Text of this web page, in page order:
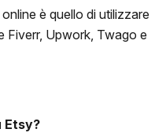
è quello di utilizzare
Fiverr, Upwork, Twago e
Etsy?